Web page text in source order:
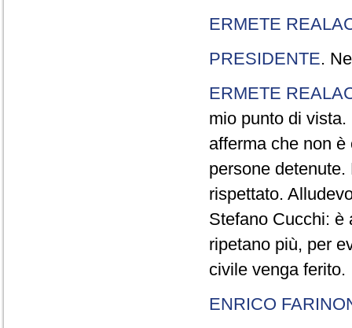
ERMETE
PRESIDENTE.
ERMETE
mio punto di
afferma che non
persone
rispettato.
Stefano Cucchi: è
ripetano più, per
civile venga ferito.
ENRICO